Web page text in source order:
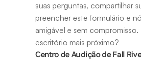
suas perguntas, compartilhar
preencher este formulário e
amigável e sem
escritório mais próximo?
Centro de Audição de Fall